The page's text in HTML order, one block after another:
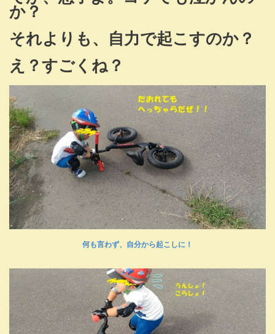
か？
それよりも、自力で起こすのか？
え？すごくね？
何も言わず、自分から起こしに！